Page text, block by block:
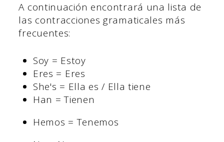
A continuación encontrará una lista de
las contracciones gramaticales más
frecuentes:
Soy = Estoy
Eres = Eres
She's = Ella es / Ella tiene
Han = Tienen
Hemos = Tenemos